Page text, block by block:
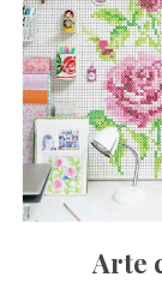
Arte